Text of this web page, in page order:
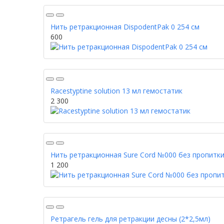
Нить ретракционная DispodentPak 0 254 см
600
Racestyptine solution 13 мл гемостатик
2 300
Нить ретракционная Sure Cord №000 без пропитки
1 200
Ретрагель гель для ретракции десны (2*2,5мл)